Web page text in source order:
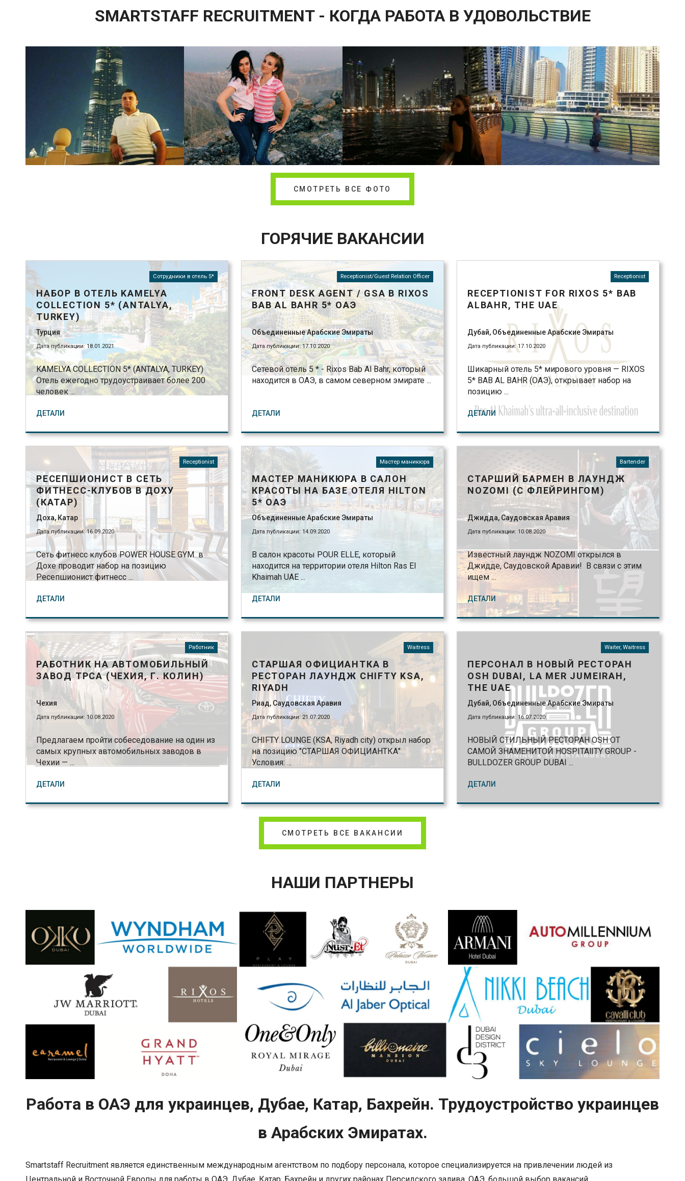
SMARTSTAFF RECRUITMENT - КОГДА РАБОТА В УДОВОЛЬСТВИЕ
СМОТРЕТЬ ВСЕ ФОТО
ГОРЯЧИЕ ВАКАНСИИ
Сотрудники в отель 5*
НАБОР В ОТЕЛЬ KAMELYA
COLLECTION 5* (ANTALYA,
TURKEY)
Турция
Дата публикации: 18.01.2021
KAMELYA COLLECTION 5* (ANTALYA, TURKEY)
Отель ежегодно трудоустраивает более 200
человек ...
ДЕТАЛИ
Receptionist/Guest Relation Officer
FRONT DESK AGENT / GSA В RIXOS
BAB AL BAHR 5* ОАЭ
Объединенные Арабские Эмираты
Дата публикации: 17.10.2020
Cетевой отель 5 * - Rixos Bab Al Bahr, который
находится в ОАЭ, в самом северном эмирате ...
ДЕТАЛИ
Receptionist
RECEPTIONIST FOR RIXOS 5* BAB
ALBAHR, THE UAE
Дубай, Объединенные Арабские Эмираты
Дата публикации: 17.10.2020
Шикарный отель 5* мирового уровня — RIXOS
5* BAB AL BAHR (ОАЭ), открывает набор на
позицию ...
ДЕТАЛИ
Receptionist
РЕСЕПШИОНИСТ В СЕТЬ
ФИТНЕСС-КЛУБОВ В ДОХУ
(КАТАР)
Доха, Катар
Дата публикации: 16.09.2020
Сеть фитнесс клубов POWER HOUSE GYM в
Дохе проводит набор на позицию
Ресепшионист фитнесс ...
ДЕТАЛИ
Мастер маникюра
МАСТЕР МАНИКЮРА В САЛОН
КРАСОТЫ НА БАЗЕ ОТЕЛЯ HILTON
5* ОАЭ
Объединенные Арабские Эмираты
Дата публикации: 14.09.2020
В салон красоты POUR ELLE, который
находится на территории отеля Hilton Ras El
Khaimah UAE ...
ДЕТАЛИ
Bartender
СТАРШИЙ БАРМЕН В ЛАУНДЖ
NOZOMI (С ФЛЕЙРИНГОМ)
Джидда, Саудовская Аравия
Дата публикации: 10.08.2020
Известный лаундж NOZOMI открылся в
Джидде, Саудовской Аравии! В связи с этим
ищем ...
ДЕТАЛИ
Работник
РАБОТНИК НА АВТОМОБИЛЬНЫЙ
ЗАВОД TPCA (ЧЕХИЯ, Г. КОЛИН)
Чехия
Дата публикации: 10.08.2020
Предлагаем пройти собеседование на один из
самых крупных автомобильных заводов в
Чехии — ...
ДЕТАЛИ
Waitress
СТАРШАЯ ОФИЦИАНТКА В
РЕСТОРАН ЛАУНДЖ CHIFTY KSA,
RIYADH
Риад, Саудовская Аравия
Дата публикации: 21.07.2020
CHIFTY LOUNGE (KSA, Riyadh city) открыл набор
на позицию "СТАРШАЯ ОФИЦИАНТКА"
Условия: ...
ДЕТАЛИ
Waiter, Waitress
ПЕРСОНАЛ В НОВЫЙ РЕСТОРАН
OSH DUBAI, LA MER JUMEIRAH,
THE UAE
Дубай, Объединенные Арабские Эмираты
Дата публикации: 16.07.2020
НОВЫЙ CТИЛЬНЫЙ РЕСТОРАН OSH ОТ
САМОЙ ЗНАМЕНИТОЙ HOSPITAlITY GROUP -
BULLDOZER GROUP DUBAI ...
ДЕТАЛИ
СМОТРЕТЬ ВСЕ ВАКАНСИИ
НАШИ ПАРТНЕРЫ
Работа в ОАЭ для украинцев, Дубае, Катар, Бахрейн. Трудоустройство украинцев
в Арабских Эмиратах.
Smartstaff Recruitment является единственным международным агентством по подбору персонала, которое специализируется на привлечении людей из